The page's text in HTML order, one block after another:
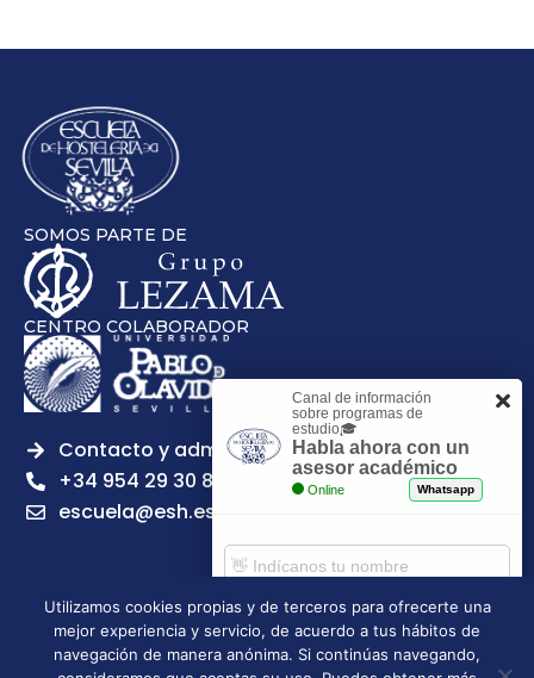
SOMOS PARTE DE
CENTRO COLABORADOR
Contacto y admisiones
+34 954 29 30 81
escuela@esh.es
Aviso legal Política de Privacidad
Política de Cookies
Política de calidad
Tablón de anuncios
Utilizamos cookies propias y de terceros para ofrecerte una
mejor experiencia y servicio, de acuerdo a tus hábitos de
navegación de manera anónima. Si continúas navegando,
Canal de información
sobre programas de
estudio🎓
Habla ahora con un
asesor académico
Online Whatsapp
Comenzar chat